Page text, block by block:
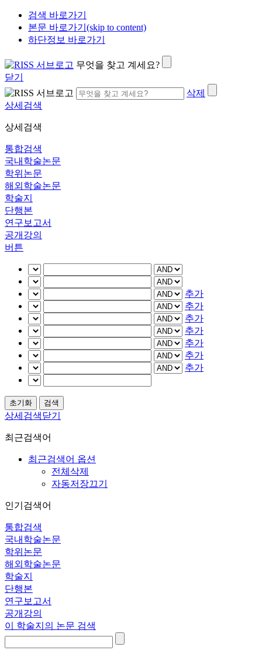
검색 바로가기
본문 바로가기(skip to content)
하단정보 바로가기
무엇을 찾고 계세요?
닫기
삭제
상세검색
상세검색
통합검색
국내학술논문
학위논문
해외학술논문
학술지
단행본
연구보고서
공개강의
버튼
추가
추가
추가
추가
추가
추가
추가
상세검색닫기
최근검색어
최근검색어 옵션
전체삭제
자동저장끄기
인기검색어
통합검색
국내학술논문
학위논문
해외학술논문
학술지
단행본
연구보고서
공개강의
이 학술지의 논문 검색